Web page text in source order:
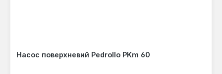
Насос поверхневий Pedrollo PKm 60